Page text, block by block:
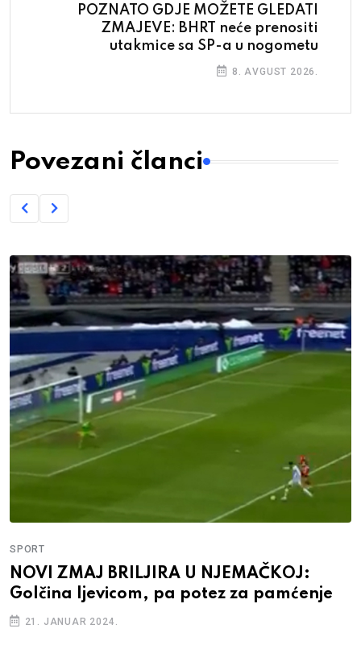
POZNATO GDJE MOŽETE GLEDATI
ZMAJEVE: BHRT neće prenositi
utakmice sa SP-a u nogometu
8. AVGUST 2026.
Povezani članci
SPORT
NOVI ZMAJ BRILJIRA U NJEMAČKOJ:
Golčina ljevicom, pa potez za pamćenje
21. JANUAR 2024.